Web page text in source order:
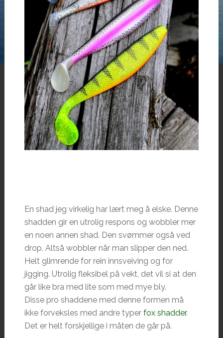
En shad jeg virkelig har lært meg å elske. Denne
shadden gir en utrolig respons og wobbler mer
en noen annen shad. Den svømmer også ved
drop. Altså wobbler når man slipper den ned.
Helt glimrende for rein innsveiving og for
jigging. Utrolig fleksibel på vekt, det vil si at den
går like bra med lite som med mye bly.
Disse pro shaddene med denne formen må
ikke forveksles med andre typer fox shadder.
Det er helt forskjellige i måten de går på.